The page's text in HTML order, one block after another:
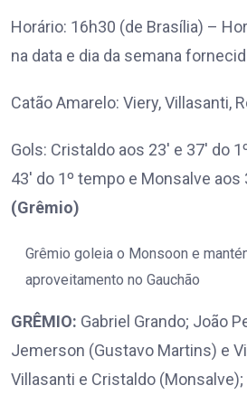
Horário: 16h30 (de Brasília) –
na data e dia da semana
Catão Amarelo: Viery, Villasanti,
Gols: Cristaldo aos 23′ e 37′ do
43′ do 1º tempo e Monsalve aos
(Grêmio)
Grêmio goleia o Monsoon e
aproveitamento no Gauchão
GRÊMIO: Gabriel Grando; João
Jemerson (Gustavo Martins) e
Villasanti e Cristaldo